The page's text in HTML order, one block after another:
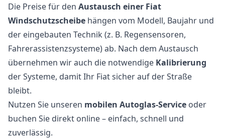
Die Preise für den Austausch einer Fiat
Windschutzscheibe hängen vom Modell, Baujahr und
der eingebauten Technik (z. B. Regensensoren,
Fahrerassistenzsysteme) ab. Nach dem Austausch
übernehmen wir auch die notwendige Kalibrierung
der Systeme, damit Ihr Fiat sicher auf der Straße
bleibt.
Nutzen Sie unseren mobilen Autoglas-Service oder
buchen Sie direkt online – einfach, schnell und
zuverlässig.